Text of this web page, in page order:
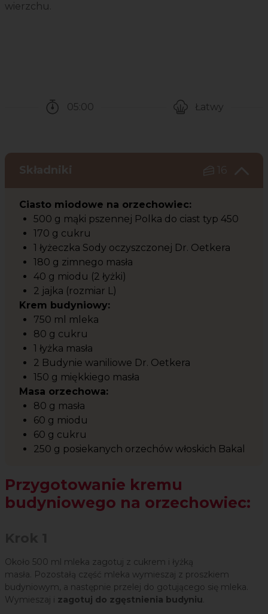
wierzchu.
05:00
Łatwy
Składniki 16
Ciasto miodowe na orzechowiec:
500 g mąki pszennej Polka do ciast typ 450
170 g cukru
1 łyżeczka Sody oczyszczonej Dr. Oetkera
180 g zimnego masła
40 g miodu (2 łyżki)
2 jajka (rozmiar L)
Krem budyniowy:
750 ml mleka
80 g cukru
1 łyżka masła
2 Budynie waniliowe Dr. Oetkera
150 g miękkiego masła
Masa orzechowa:
80 g masła
60 g miodu
60 g cukru
250 g posiekanych orzechów włoskich Bakal
Przygotowanie kremu
budyniowego na orzechowiec:
Około 500 ml mleka zagotuj z cukrem i łyżką
masła. Pozostałą część mleka wymieszaj z proszkiem
budyniowym, a następnie przelej do gotującego się mleka.
Wymieszaj i zagotuj do zgęstnienia budyniu